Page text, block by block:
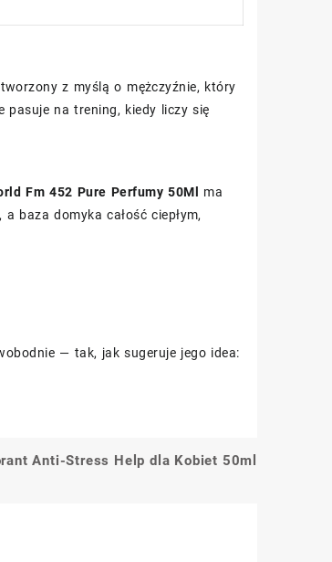
z myślą o mężczyźnie, który
pasuje na trening, kiedy liczy się
Fm 452 Pure Perfumy 50Ml ma
baza domyka całość ciepłym,
— tak, jak sugeruje jego idea:
Anti-Stress Help dla Kobiet 50ml